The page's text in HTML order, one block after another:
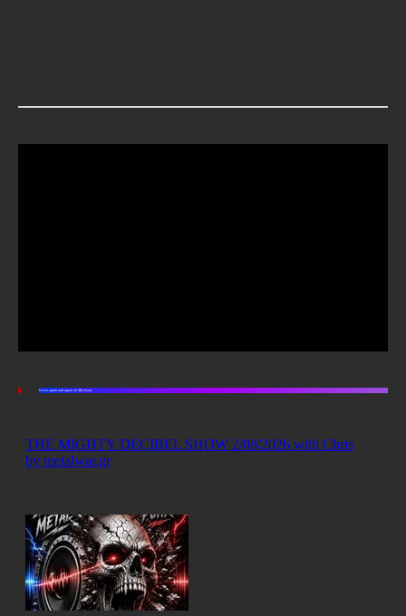
Listen again and again on Mixcloud